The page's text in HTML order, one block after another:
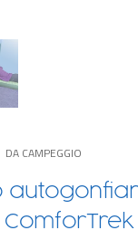
DA CAMPEGGIO